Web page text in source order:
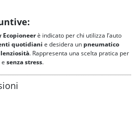
Ecopioneerè indicato per chi utilizza l’auto
quotidiani e desidera un pneumatico
. Rappresenta una scelta pratica per
e senza stress.